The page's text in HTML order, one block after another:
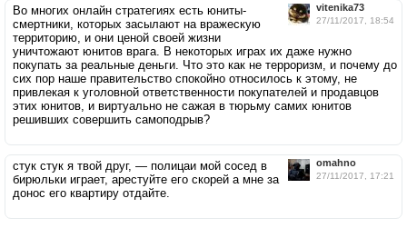
vitenika73
27/11/2017, 18:54
Во многих онлайн стратегиях есть юниты-
смертники, которых засылают на вражескую
территорию, и они ценой своей жизни
уничтожают юнитов врага. В некоторых играх их даже нужно
покупать за реальные деньги. Что это как не терроризм, и почему до
сих пор наше правительство спокойно относилось к этому, не
привлекая к уголовной ответственности покупателей и продавцов
этих юнитов, и виртуально не сажая в тюрьму самих юнитов
решивших совершить самоподрыв?
omahno
27/11/2017, 17:21
стук стук я твой друг, — полицаи мой сосед в
бирюльки играет, арестуйте его скорей а мне за
донос его квартиру отдайте.